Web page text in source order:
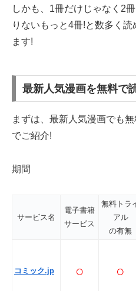
しかも、1冊だけじゃなく2
りないもっと4冊!と数多く
ます!
最新人気漫画を無料で
まずは、最新人気漫画でも
でご紹介!
期間
サービス名
電子書籍
サービス
無料トラ
アル
の有無
コミック.jp ○ ○